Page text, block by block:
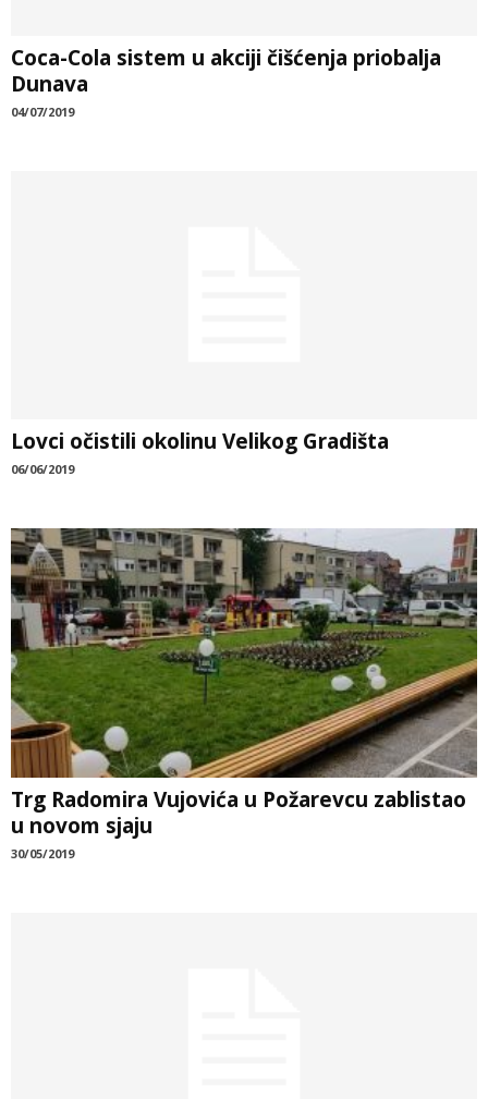
Coca-Cola sistem u akciji čišćenja priobalja
Dunava
04/07/2019
Lovci očistili okolinu Velikog Gradišta
06/06/2019
Trg Radomira Vujovića u Požarevcu zablistao
u novom sjaju
30/05/2019